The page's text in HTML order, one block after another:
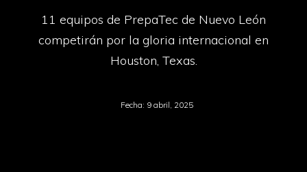
11 equipos de PrepaTec de Nuevo León
competirán por la gloria internacional en
Houston, Texas.
Fecha: 9 abril, 2025